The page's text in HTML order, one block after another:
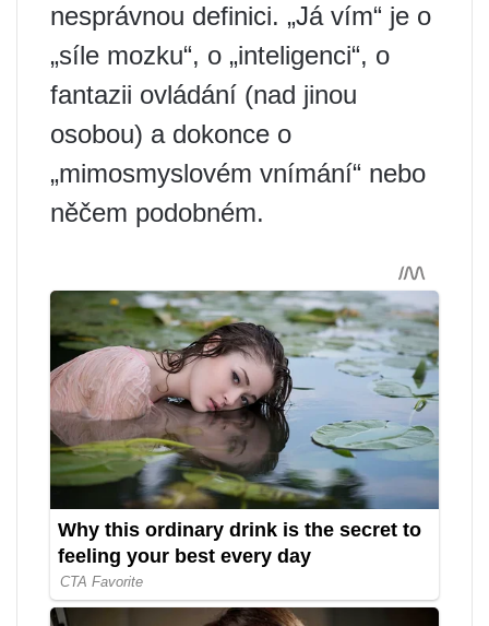
nesprávnou definici. „Já vím“ je o
„síle mozku“, o „inteligenci“, o
fantazii ovládání (nad jinou
osobou) a dokonce o
„mimosmyslovém vnímání“ nebo
něčem podobném.